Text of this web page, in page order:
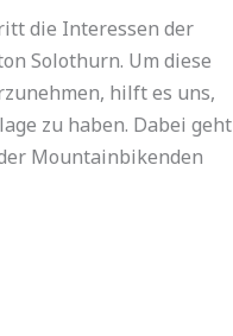
die Interessen der
Solothurn. Um diese
hilft es uns,
zu haben. Dabei geht
Mountainbikenden